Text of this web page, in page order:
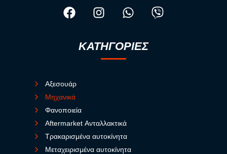
ΚΑΤΗΓΟΡΙΕΣ
Αξεσουάρ
Μηχανικά
Φανοποιεία
Aftermarket Ανταλλακτικά
Τρακαρισμένα αυτοκίνητα
Μεταχειρισμένα αυτοκίνητα